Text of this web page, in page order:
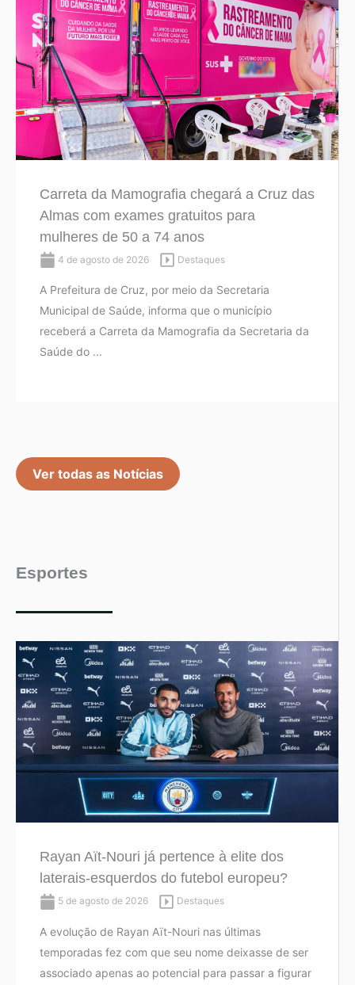
Carreta da Mamografia chegará a Cruz das
Almas com exames gratuitos para
mulheres de 50 a 74 anos
4 de agosto de 2026 Destaques
A Prefeitura de Cruz, por meio da Secretaria
Municipal de Saúde, informa que o município
receberá a Carreta da Mamografia da Secretaria da
Saúde do ...
Ver todas as Notícias
Esportes
Rayan Aït-Nouri já pertence à elite dos
laterais-esquerdos do futebol europeu?
5 de agosto de 2026 Destaques
A evolução de Rayan Aït-Nouri nas últimas
temporadas fez com que seu nome deixasse de ser
associado apenas ao potencial para passar a figurar